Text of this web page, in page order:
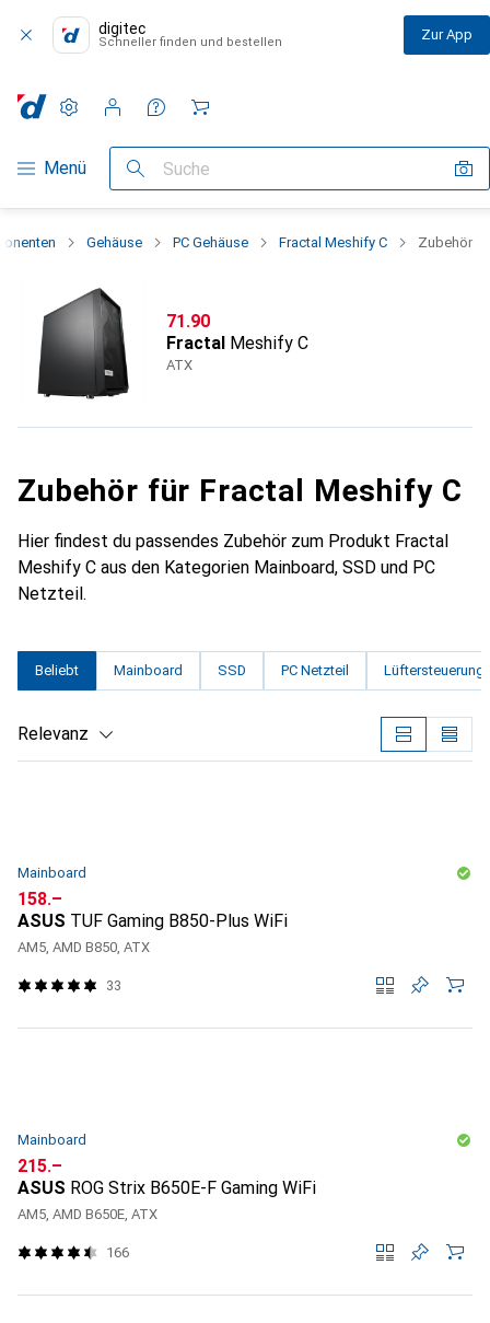
digitec
Schneller finden und bestellen Zur App
Navigation nach Kategorien
Menü Suche
Einstellungen
Kundenkonto
Vergleichslisten
Merklisten
Warenkorb
Gehäuse PC Gehäuse Fractal Meshify C Zubehör
CHF
71.90
Fractal Meshify C
ATX
Zubehör für Fractal Meshify C
Hier findest du passendes Zubehör zum Produkt Fractal
Meshify C aus den Kategorien Mainboard, SSD und PC
Netzteil.
Beliebt Mainboard SSD PC Netzteil Lüftersteuerung
Relevanz
Mainboard
CHF
158.–
ASUS TUF Gaming B850-Plus WiFi
AM5, AMD B850, ATX
33
Mainboard
CHF
215.–
ASUS ROG Strix B650E-F Gaming WiFi
AM5, AMD B650E, ATX
166